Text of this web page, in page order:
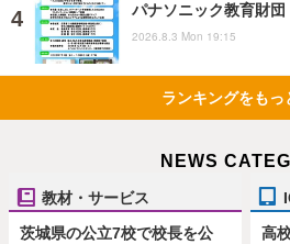
パナソニック教育財団
2026.8.3 Mon 19:15
ランキングをもっ
NEWS
教材・サービス
茨城県の公立7校で校長を公
高